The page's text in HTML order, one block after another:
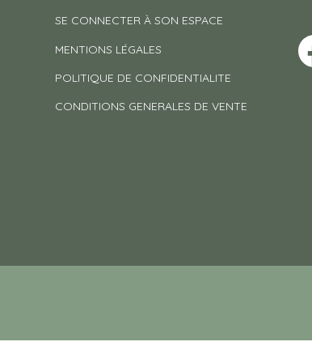
SE CONNECTER À SON ESPACE
MENTIONS LÉGALES
POLITIQUE DE CONFIDENTIALITE
CONDITIONS GENERALES DE VENTE